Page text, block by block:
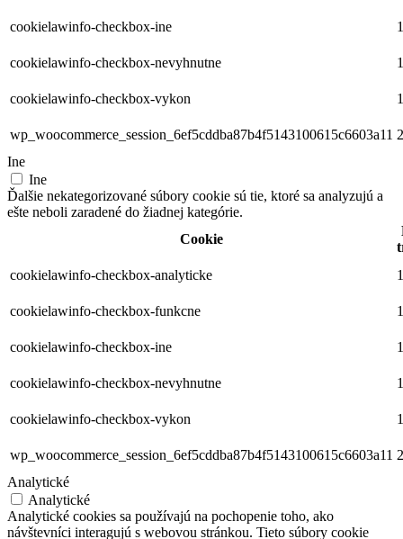
cookielawinfo-checkbox-ine
cookielawinfo-checkbox-nevyhnutne
cookielawinfo-checkbox-vykon
wp_woocommerce_session_6ef5cddba87b4f5143100615c6603a11
Ine
Ine
Ďalšie nekategorizované súbory cookie sú tie, ktoré sa analyzujú a
ešte neboli zaradené do žiadnej kategórie.
Cookie
cookielawinfo-checkbox-analyticke
cookielawinfo-checkbox-funkcne
cookielawinfo-checkbox-ine
cookielawinfo-checkbox-nevyhnutne
cookielawinfo-checkbox-vykon
wp_woocommerce_session_6ef5cddba87b4f5143100615c6603a11
Analytické
Analytické
Analytické cookies sa používajú na pochopenie toho, ako
návštevníci interagujú s webovou stránkou. Tieto súbory cookie